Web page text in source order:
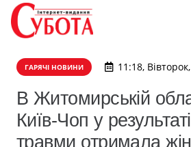
ГАРЯЧІ НОВИНИ 11:18,
В Житомирській
Київ-Чоп у
травми отримала